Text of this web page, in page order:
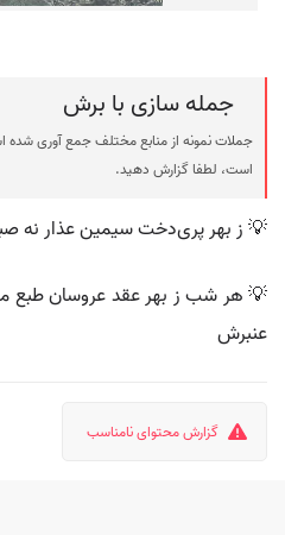
جمله سازی با برش
جملات نمونه از منابع مختلف جمع آوری
است، لطفا گزارش دهید.
💡 ز بهر پری‌دخت سیمین عذار نه
💡 هر شب ز بهر عقد عروسان
عنبرش
گزارش محتوای نامناسب